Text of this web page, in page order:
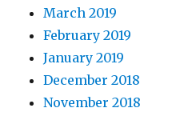
March 2019
February 2019
January 2019
December 2018
November 2018